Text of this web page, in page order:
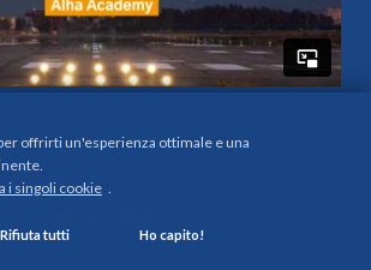
offrirti un'esperienza ottimale e una
i singoli cookie .
Rifiuta tutti Ho capito!